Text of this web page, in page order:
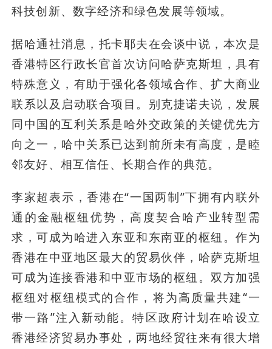
科技创新、数字经济和绿色发展等领域。
据哈通社消息，托卡耶夫在会谈中说，本次是
香港特区行政长官首次访问哈萨克斯坦，具有
特殊意义，有助于强化各领域合作、扩大商业
联系以及启动联合项目。别克捷诺夫说，发展
同中国的互利关系是哈外交政策的关键优先方
向之一，哈中关系已达到前所未有高度，是睦
邻友好、相互信任、长期合作的典范。
李家超表示，香港在“一国两制”下拥有内联外
通的金融枢纽优势，高度契合哈产业转型需
求，可成为哈进入东亚和东南亚的枢纽。作为
香港在中亚地区最大的贸易伙伴，哈萨克斯坦
可成为连接香港和中亚市场的枢纽。双方加强
枢纽对枢纽模式的合作，将为高质量共建“一
带一路”注入新动能。特区政府计划在哈设立
香港经济贸易办事处，两地经贸往来有很大增